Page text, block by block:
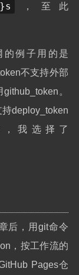
，至此
的例子用的是
不支持外部
。
deploy_token
，我选择了
后，用git命令
，按工作流的
Pages仓